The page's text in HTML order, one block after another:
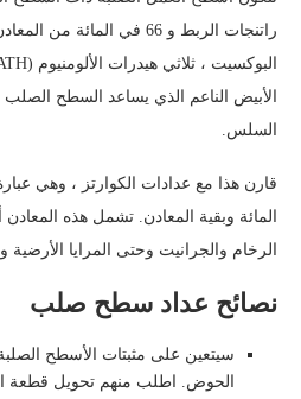
راتنجات الربط و 66 في
الأبيض الناعم الذي يساعد السطح
السلس.
المائة وبقية المعادن. تشمل هذه المعادن
الرخام والجرانيت وحتى المرايا الأرضية
نصائح عداد سطح صلب
سيتعين على مثبتات الأسطح
الحوض. اطلب منهم تحويل قطعة